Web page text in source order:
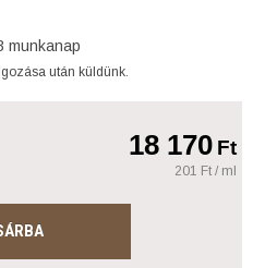
munkanap
után küldünk.
18 170Ft
201 Ft / ml